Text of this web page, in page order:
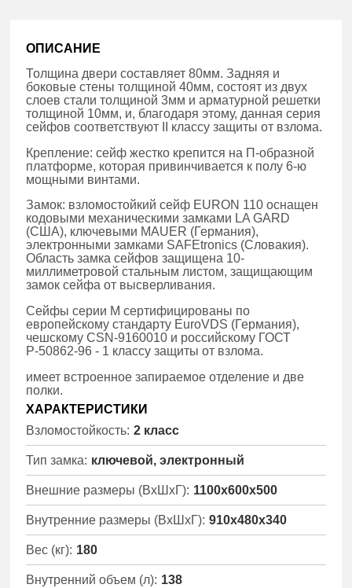
ОПИСАНИЕ
Толщина двери составляет 80мм. Задняя и
боковые стены толщиной 40мм, состоят из двух
слоев стали толщиной 3мм и арматурной решетки
толщиной 10мм, и, благодаря этому, данная серия
сейфов соответствуют II классу защиты от взлома.
Крепление: сейф жестко крепится на П-образной
платформе, которая привинчивается к полу 6-ю
мощными винтами.
Замок: взломостойкий сейф EURON 110 оснащен
кодовыми механическими замками LA GARD
(США), ключевыми MAUER (Германия),
электронными замками SAFEtronics (Словакия).
Область замка сейфов защищена 10-
миллиметровой стальным листом, защищающим
замок сейфа от высверливания.
Сейфы серии M сертифицированы по
европейскому стандарту EuroVDS (Германия),
чешскому CSN-9160010 и российскому ГОСТ
Р-50862-96 - 1 классу защиты от взлома.
имеет встроенное запираемое отделение и две
полки.
ХАРАКТЕРИСТИКИ
Взломостойкость: 2 класс
Тип замка: ключевой, электронный
Внешние размеры (ВхШхГ): 1100x600x500
Внутренние размеры (ВхШхГ): 910x480x340
Вес (кг): 180
Внутренний объем (л): 138